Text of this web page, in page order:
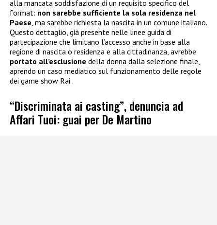
alla mancata soddisfazione di un requisito specifico del
format: non sarebbe sufficiente la sola residenza nel
Paese, ma sarebbe richiesta la nascita in un comune italiano.
Questo dettaglio, già presente nelle linee guida di
partecipazione che limitano l’accesso anche in base alla
regione di nascita o residenza e alla cittadinanza, avrebbe
portato all’esclusione della donna dalla selezione finale,
aprendo un caso mediatico sul funzionamento delle regole
dei game show Rai .
“Discriminata ai casting”, denuncia ad
Affari Tuoi: guai per De Martino